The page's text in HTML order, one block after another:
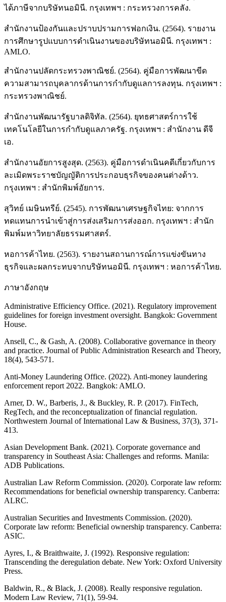
ได้ภาษีจากบริษัทนอมินี. กรุงเทพฯ : กระทรวงการคลัง.
สำนักงานป้องกันและปราบปรามการฟอกเงิน. (2564). รายงาน
การศึกษารูปแบบการดำเนินงานของบริษัทนอมินี. กรุงเทพฯ :
AMLO.
สำนักงานปลัดกระทรวงพาณิชย์. (2564). คู่มือการพัฒนาขีด
ความสามารถบุคลากรด้านการกำกับดูแลการลงทุน. กรุงเทพฯ :
กระทรวงพาณิชย์.
สำนักงานพัฒนารัฐบาลดิจิทัล. (2564). ยุทธศาสตร์การใช้
เทคโนโลยีในการกำกับดูแลภาครัฐ. กรุงเทพฯ : สำนักงาน ดีจี
เอ.
สำนักงานอัยการสูงสุด. (2563). คู่มือการดำเนินคดีเกี่ยวกับการ
ละเมิดพระราชบัญญัติการประกอบธุรกิจของคนต่างด้าว.
กรุงเทพฯ : สำนักพิมพ์อัยการ.
สุวิทย์ เมษินทรีย์. (2545). การพัฒนาเศรษฐกิจไทย: จากการ
ทดแทนการนำเข้าสู่การส่งเสริมการส่งออก. กรุงเทพฯ : สำนัก
พิมพ์มหาวิทยาลัยธรรมศาสตร์.
หอการค้าไทย. (2563). รายงานสถานการณ์การแข่งขันทาง
ธุรกิจและผลกระทบจากบริษัทนอมินี. กรุงเทพฯ : หอการค้าไทย.
ภาษาอังกฤษ
Administrative Efficiency Office. (2021). Regulatory improvement
guidelines for foreign investment oversight. Bangkok: Government
House.
Ansell, C., & Gash, A. (2008). Collaborative governance in theory
and practice. Journal of Public Administration Research and Theory,
18(4), 543-571.
Anti-Money Laundering Office. (2022). Anti-money laundering
enforcement report 2022. Bangkok: AMLO.
Arner, D. W., Barberis, J., & Buckley, R. P. (2017). FinTech,
RegTech, and the reconceptualization of financial regulation.
Northwestern Journal of International Law & Business, 37(3), 371-
413.
Asian Development Bank. (2021). Corporate governance and
transparency in Southeast Asia: Challenges and reforms. Manila:
ADB Publications.
Australian Law Reform Commission. (2020). Corporate law reform:
Recommendations for beneficial ownership transparency. Canberra:
ALRC.
Australian Securities and Investments Commission. (2020).
Corporate law reform: Beneficial ownership transparency. Canberra:
ASIC.
Ayres, I., & Braithwaite, J. (1992). Responsive regulation:
Transcending the deregulation debate. New York: Oxford University
Press.
Baldwin, R., & Black, J. (2008). Really responsive regulation.
Modern Law Review, 71(1), 59-94.